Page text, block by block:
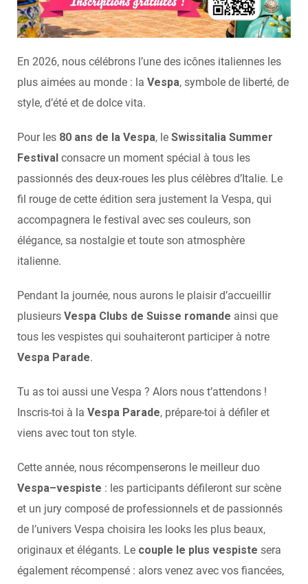
En 2026, nous célébrons l’une des icônes italiennes les
plus aimées au monde : la Vespa, symbole de liberté, de
style, d’été et de dolce vita.
Pour les 80 ans de la Vespa, le Swissitalia Summer
Festival consacre un moment spécial à tous les
passionnés des deux-roues les plus célèbres d’Italie. Le
fil rouge de cette édition sera justement la Vespa, qui
accompagnera le festival avec ses couleurs, son
élégance, sa nostalgie et toute son atmosphère
italienne.
Pendant la journée, nous aurons le plaisir d’accueillir
plusieurs Vespa Clubs de Suisse romande ainsi que
tous les vespistes qui souhaiteront participer à notre
Vespa Parade.
Tu as toi aussi une Vespa ? Alors nous t’attendons !
Inscris-toi à la Vespa Parade, prépare-toi à défiler et
viens avec tout ton style.
Cette année, nous récompenserons le meilleur duo
Vespa–vespiste : les participants défileront sur scène
et un jury composé de professionnels et de passionnés
de l’univers Vespa choisira les looks les plus beaux,
originaux et élégants. Le couple le plus vespiste sera
également récompensé : alors venez avec vos fiancées,